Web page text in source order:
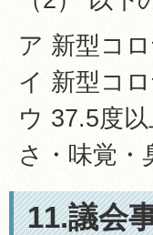
ア 新型コ
イ 新型コ
ウ 37.5度
さ・味覚・
11.議会